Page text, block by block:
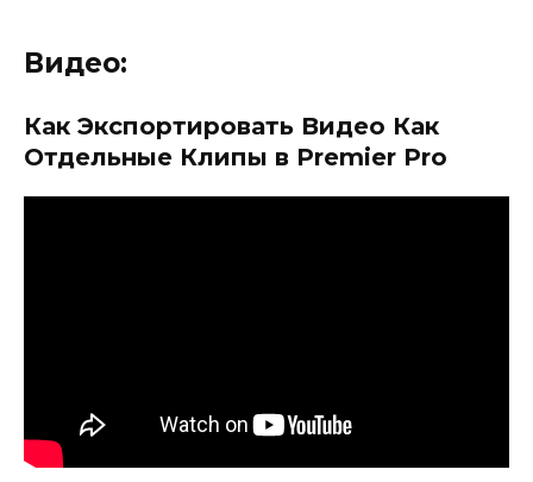
Видео:
Как Экспортировать Видео Как
Отдельные Клипы в Premier Pro